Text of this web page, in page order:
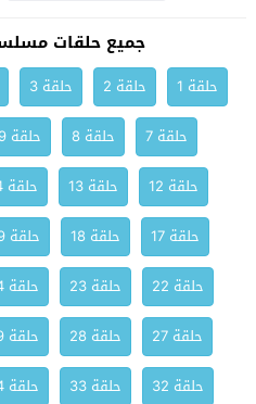
جميع حلقات مسلسل
حلقة 1 حلقة 2 حلقة 3
حلقة 7
حلقة 8 حلقة 9
حلقة 12
حلقة 13 حلقة 14
حلقة 17
حلقة 18 حلقة 19
حلقة 22
حلقة 23 حلقة 24
حلقة 27
حلقة 28 حلقة 29
حلقة 32
حلقة 33 حلقة 34